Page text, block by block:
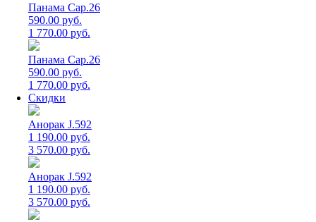
Панама Cap.26
590.00 руб.
1 770.00 руб.
Панама Cap.26
590.00 руб.
1 770.00 руб.
Скидки
Анорак J.592
1 190.00 руб.
3 570.00 руб.
Анорак J.592
1 190.00 руб.
3 570.00 руб.